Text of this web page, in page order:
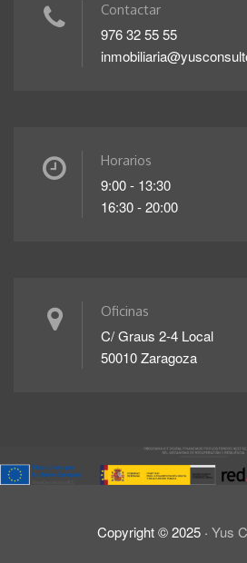
Contactar
976 32 55 55
Horarios
9:00 - 13:30
16:30 - 20:00
Oficinas
C/ Graus 2-4 Local
50010 Zaragoza
Copyright ©2025 · Yus